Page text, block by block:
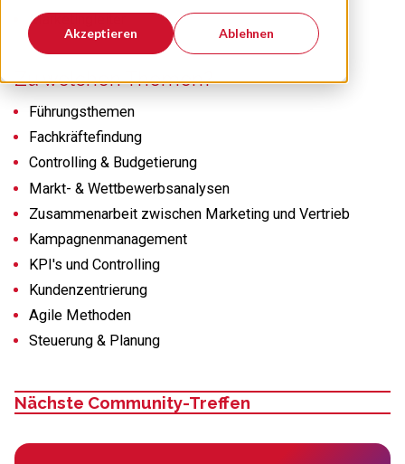
Akzeptieren Ablehnen
Marketingleiter
Zu welchen Themen?
Führungsthemen
Fachkräftefindung
Controlling & Budgetierung
Markt- & Wettbewerbsanalysen
Zusammenarbeit zwischen Marketing und Vertrieb
Kampagnenmanagement
KPI's und Controlling
Kundenzentrierung
Agile Methoden
Steuerung & Planung
Nächste Community-Treffen